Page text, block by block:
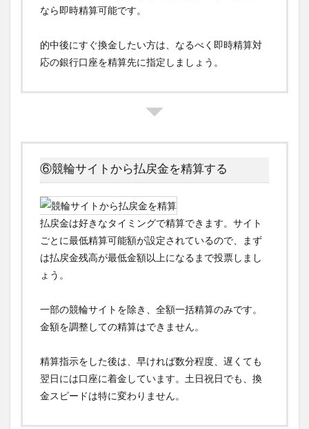
なら即時精算可能です。
的中後にすぐ換金したい方は、なるべく即時精算対
応の銀行口座を精算先に指定しましょう。
⑥競輪サイトから払戻金を精算する
払戻金は好きなタイミングで精算できます。サイト
ごとに最低精算可能額が設定されているので、まず
は払戻金残高が最低金額以上になるまで投票しまし
ょう。
一部の競輪サイトを除き、全額一括精算のみです。
金額を調整しての精算はできません。
精算指示をした後は、早ければ数分程度、遅くても
翌日には口座に着金しています。土日祝日でも、換
金スピードは特に変わりません。